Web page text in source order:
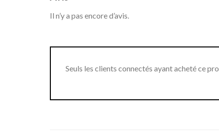
Il n’y a pas encore d’avis.
Seuls les clients connectés ayant acheté ce